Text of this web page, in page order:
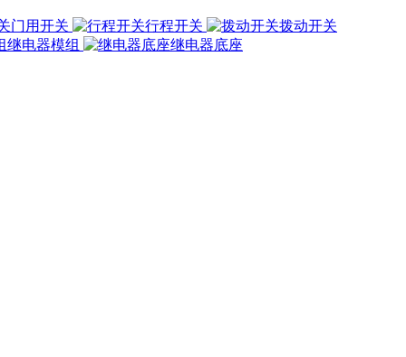
门用开关 行程开关
拨动开关
继电器模组 继电器底座